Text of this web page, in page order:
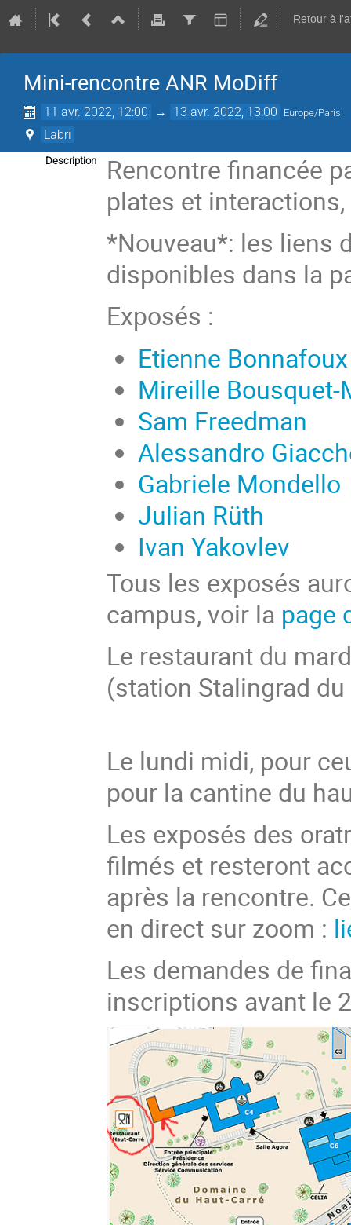
Retour à
Mini-rencontre ANR MoDiff
11 avr. 2022, 12:00 → 13 avr. 2022, 13:00 Europe/Paris
Labri
Description
Rencontre financée
plates et
*Nouveau*: les liens
disponibles dans la
Exposés :
Etienne Bonnafoux
Mireille Bousquet-
Sam Freedman
Alessandro
Gabriele Mondello
Julian Rüth
Ivan Yakovlev
Tous les exposés
campus, voir la page
Le restaurant du
(station Stalingrad
Le lundi midi, pour
pour la cantine du
Les exposés des
filmés et resteront
après la rencontre.
en direct sur zoom :
Les demandes de
inscriptions avant le